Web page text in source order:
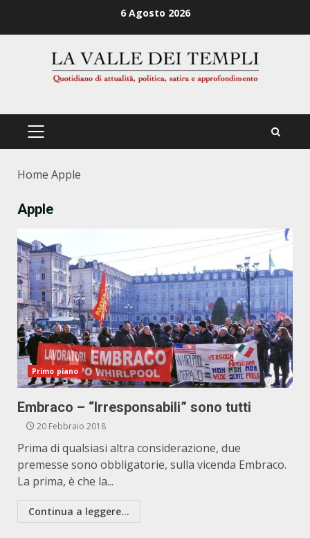
6 Agosto 2026
PRIMÄRES
Home Apple
Apple
Primo piano
Embraco – “Irresponsabili” sono tutti
20 Febbraio 2018
Prima di qualsiasi altra considerazione, due
premesse sono obbligatorie, sulla vicenda Embraco.
La prima, è che la...
Continua a leggere...